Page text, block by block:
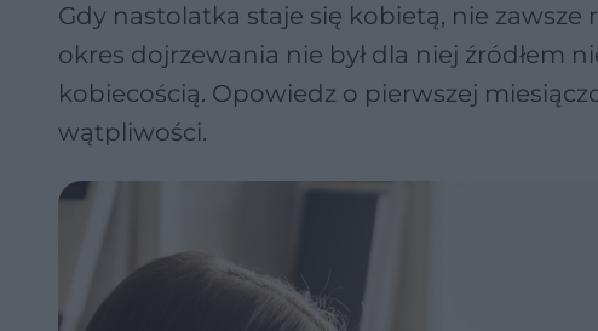
Gdy nastolatka staje się kobietą, nie
okres dojrzewania nie był dla niej źródłem
kobiecością. Opowiedz o pierwszej
wątpliwości.